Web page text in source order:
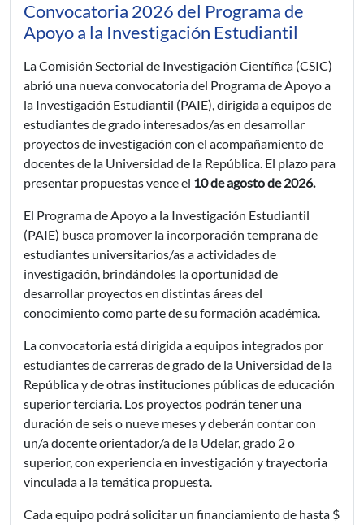
Convocatoria 2026 del Programa de
Apoyo a la Investigación Estudiantil
La Comisión Sectorial de Investigación Científica (CSIC)
abrió una nueva convocatoria del Programa de Apoyo a
la Investigación Estudiantil (PAIE), dirigida a equipos de
estudiantes de grado interesados/as en desarrollar
proyectos de investigación con el acompañamiento de
docentes de la Universidad de la República. El plazo para
presentar propuestas vence el 10 de agosto de 2026.
El Programa de Apoyo a la Investigación Estudiantil
(PAIE) busca promover la incorporación temprana de
estudiantes universitarios/as a actividades de
investigación, brindándoles la oportunidad de
desarrollar proyectos en distintas áreas del
conocimiento como parte de su formación académica.
La convocatoria está dirigida a equipos integrados por
estudiantes de carreras de grado de la Universidad de la
República y de otras instituciones públicas de educación
superior terciaria. Los proyectos podrán tener una
duración de seis o nueve meses y deberán contar con
un/a docente orientador/a de la Udelar, grado 2 o
superior, con experiencia en investigación y trayectoria
vinculada a la temática propuesta.
Cada equipo podrá solicitar un financiamiento de hasta $